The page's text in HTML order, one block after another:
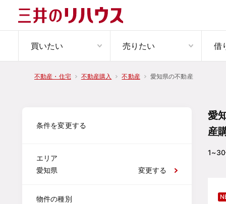
買いたい 売りたい 借
不動産・住宅 不動産購入 不動産 愛知県の不動産
条件を変更する
エリア
愛知県
変更する
物件の種別
愛
産
1~30